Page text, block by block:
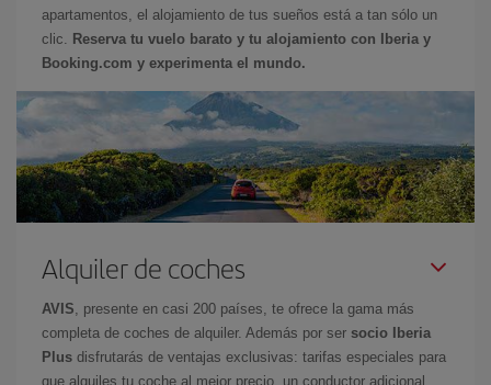
apartamentos, el alojamiento de tus sueños está a tan sólo un
clic.
Reserva tu vuelo barato y tu alojamiento con Iberia y
Booking.com y experimenta el mundo.
Alquiler de coches
AVIS , presente en casi 200 países, te ofrece la gama más
completa de coches de alquiler. Además por ser socio Iberia
Plus disfrutarás de ventajas exclusivas: tarifas especiales para
que alquiles tu coche al mejor precio, un conductor adicional